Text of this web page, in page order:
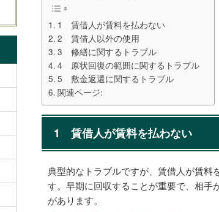
1 賃借人が賃料を払わない
2 賃借人以外の使用
3 修繕に関するトラブル
4 原状回復の範囲に関するトラブル
5 敷金返還に関するトラブル
関連ページ:
1 賃借人が賃料を払わない
典型的なトラブルですが、賃借人が賃料
す。早期に回収することが重要で、相手
があります。